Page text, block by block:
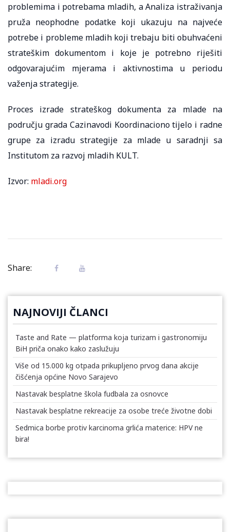
problemima i potrebama mladih, a Analiza istraživanja
pruža neophodne podatke koji ukazuju na najveće
potrebe i probleme mladih koji trebaju biti obuhvaćeni
strateškim dokumentom i koje je potrebno riješiti
odgovarajućim mjerama i aktivnostima u periodu
važenja strategije.
Proces izrade strateškog dokumenta za mlade na
području grada Cazinavodi Koordinaciono tijelo i radne
grupe za izradu strategije za mlade u saradnji sa
Institutom za razvoj mladih KULT.
Izvor: mladi.org
Share:
NAJNOVIJI ČLANCI
Taste and Rate — platforma koja turizam i gastronomiju
BiH priča onako kako zaslužuju
Više od 15.000 kg otpada prikupljeno prvog dana akcije
čišćenja općine Novo Sarajevo
Nastavak besplatne škola fudbala za osnovce
Nastavak besplatne rekreacije za osobe treće životne dobi
Sedmica borbe protiv karcinoma grlića materice: HPV ne
bira!